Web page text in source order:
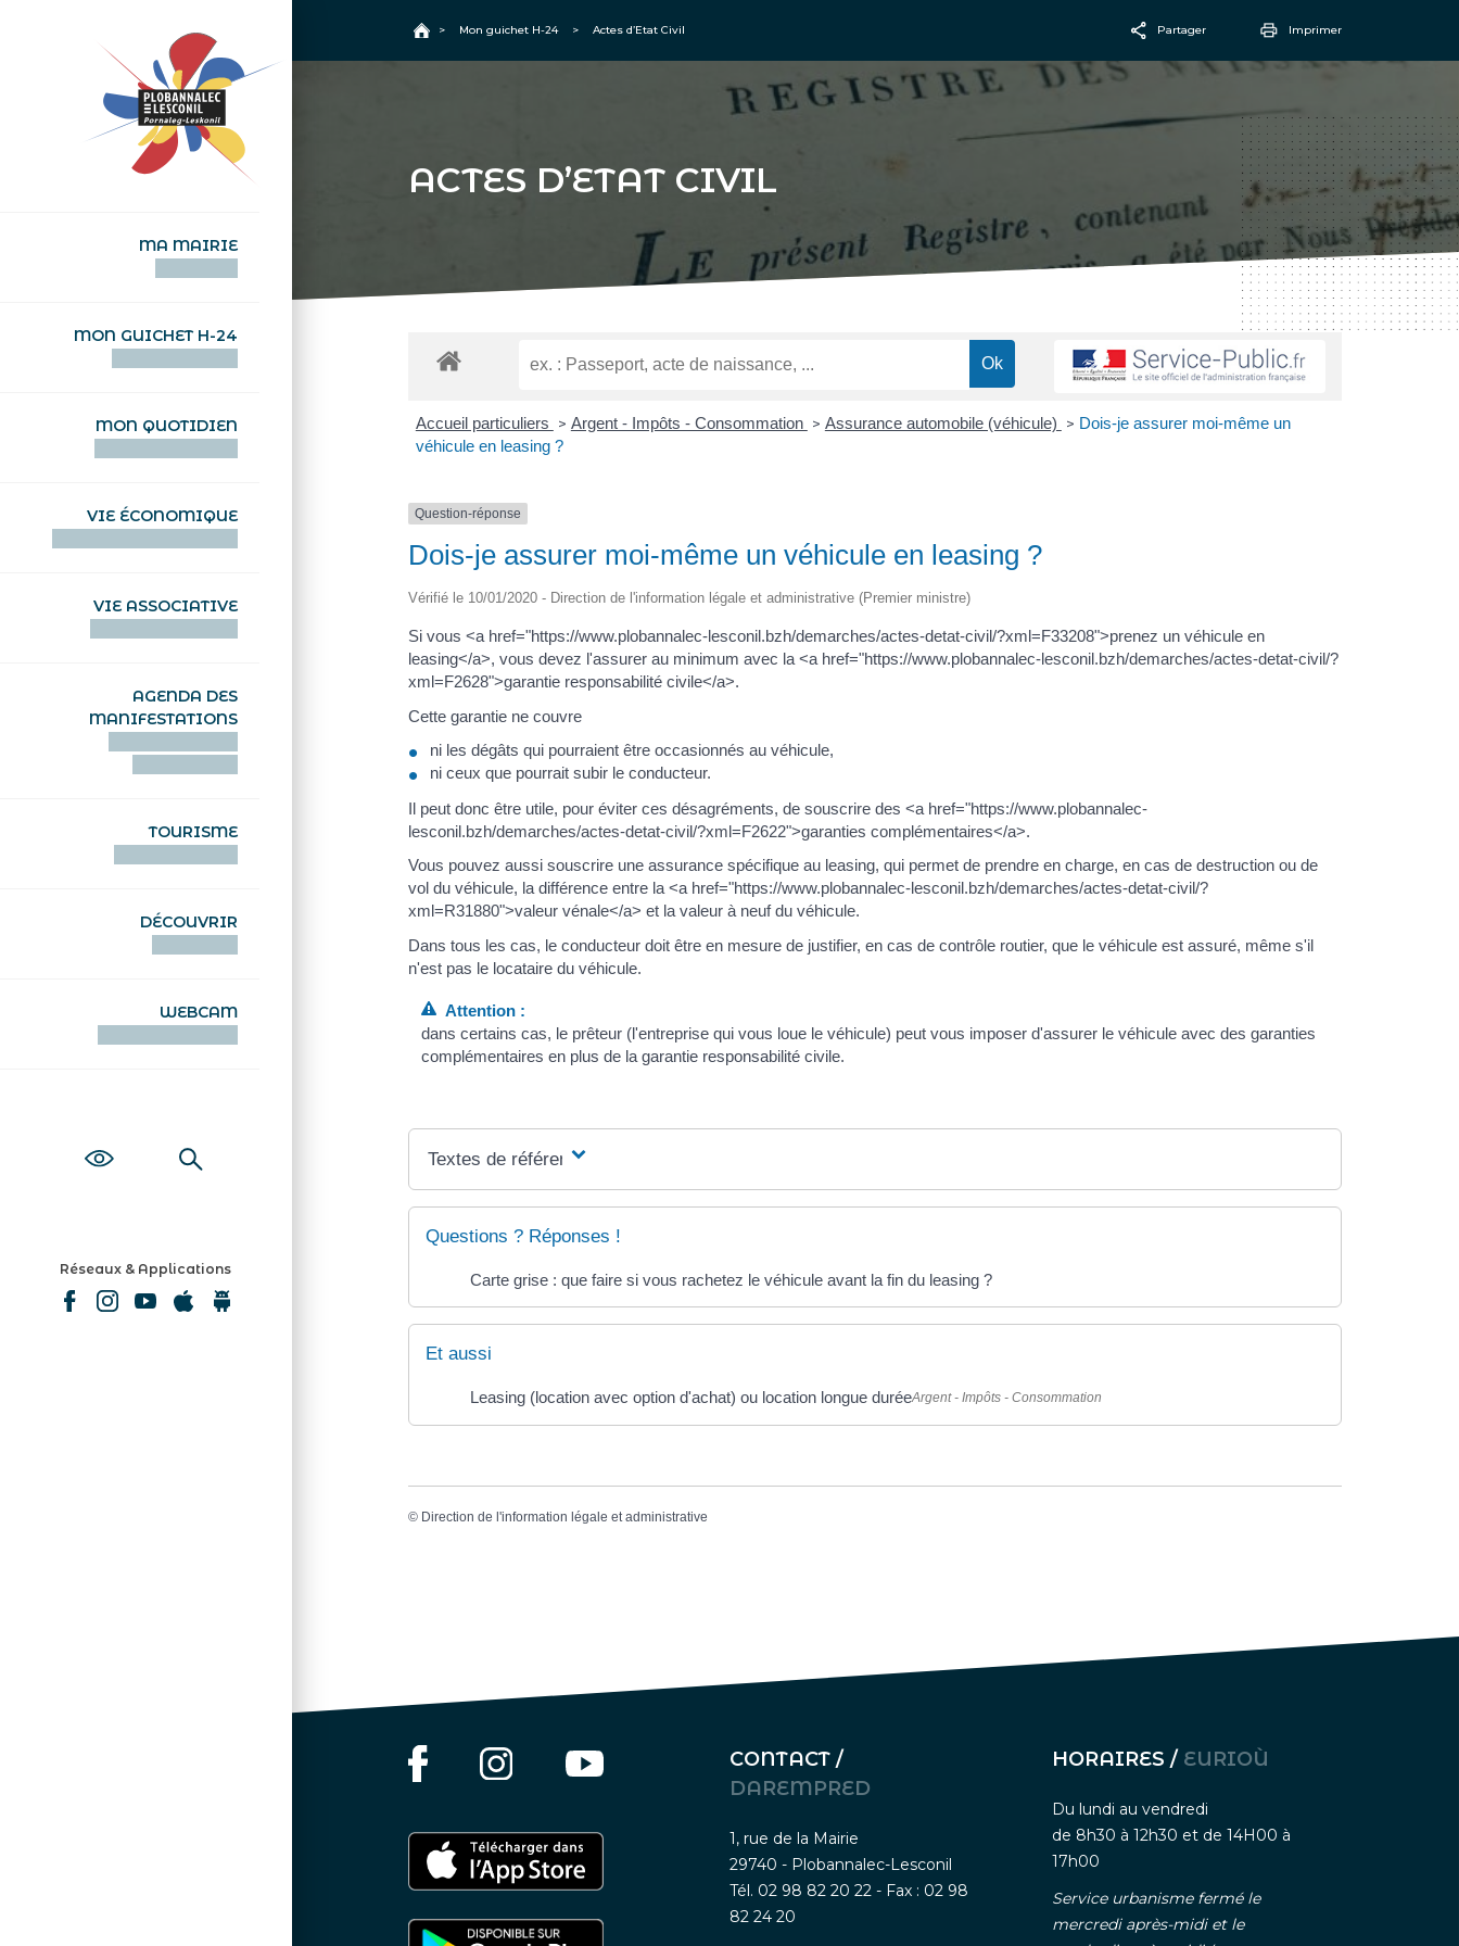
MA MAIRIE
MON GUICHET H-24
MON QUOTIDIEN
VIE ÉCONOMIQUE
VIE ASSOCIATIVE
AGENDA DES
MANIFESTATIONS
TOURISME
DÉCOUVRIR
WEBCAM
Réseaux & Applications
Accueil
> Mon guichet H-24 > Actes d’Etat Civil Partager Imprimer
ACTES D’ETAT CIVIL
Accueil particuliers > Argent - Impôts - Consommation > Assurance automobile (véhicule) > Dois-je assurer moi-même un
véhicule en leasing ?
Question-réponse
Dois-je assurer moi-même un véhicule en leasing ?
Vérifié le 10/01/2020 - Direction de l'information légale et administrative (Premier ministre)
Si vous <a href="https://www.plobannalec-lesconil.bzh/demarches/actes-detat-civil/?xml=F33208">prenez un véhicule en
leasing</a>, vous devez l'assurer au minimum avec la <a href="https://www.plobannalec-lesconil.bzh/demarches/actes-detat-civil/?
xml=F2628">garantie responsabilité civile</a>.
Cette garantie ne couvre
ni les dégâts qui pourraient être occasionnés au véhicule,
ni ceux que pourrait subir le conducteur.
Il peut donc être utile, pour éviter ces désagréments, de souscrire des <a href="https://www.plobannalec-
lesconil.bzh/demarches/actes-detat-civil/?xml=F2622">garanties complémentaires</a>.
Vous pouvez aussi souscrire une assurance spécifique au leasing, qui permet de prendre en charge, en cas de destruction ou de
vol du véhicule, la différence entre la <a href="https://www.plobannalec-lesconil.bzh/demarches/actes-detat-civil/?
xml=R31880">valeur vénale</a> et la valeur à neuf du véhicule.
Dans tous les cas, le conducteur doit être en mesure de justifier, en cas de contrôle routier, que le véhicule est assuré, même s'il
n'est pas le locataire du véhicule.
Attention :
dans certains cas, le prêteur (l'entreprise qui vous loue le véhicule) peut vous imposer d'assurer le véhicule avec des garanties
complémentaires en plus de la garantie responsabilité civile.
Textes de référence
Questions ? Réponses !
Carte grise : que faire si vous rachetez le véhicule avant la fin du leasing ?
Et aussi
Leasing (location avec option d'achat) ou location longue duréeArgent - Impôts - Consommation
© Direction de l'information légale et administrative
CONTACT /
DAREMPRED
1, rue de la Mairie
29740 - Plobannalec-Lesconil
Tél. 02 98 82 20 22 - Fax : 02 98
82 24 20
HORAIRES / EURIOÙ
Du lundi au vendredi
de 8h30 à 12h30 et de 14H00 à
17h00
Service urbanisme fermé le
mercredi après-midi et le